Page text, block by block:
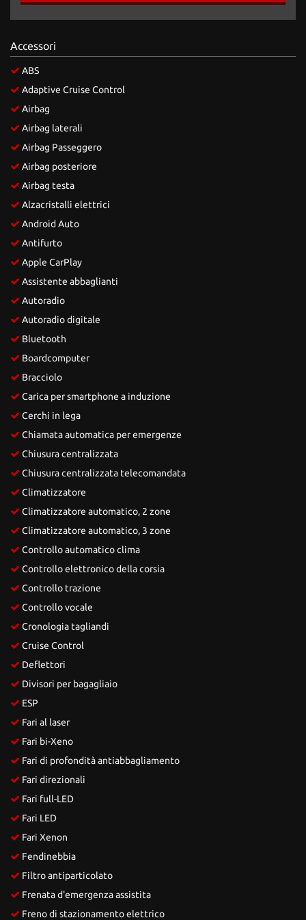
Accessori
ABS
Adaptive Cruise Control
Airbag
Airbag laterali
Airbag Passeggero
Airbag posteriore
Airbag testa
Alzacristalli elettrici
Android Auto
Antifurto
Apple CarPlay
Assistente abbaglianti
Autoradio
Autoradio digitale
Bluetooth
Boardcomputer
Bracciolo
Carica per smartphone a induzione
Cerchi in lega
Chiamata automatica per emergenze
Chiusura centralizzata
Chiusura centralizzata telecomandata
Climatizzatore
Climatizzatore automatico, 2 zone
Climatizzatore automatico, 3 zone
Controllo automatico clima
Controllo elettronico della corsia
Controllo trazione
Controllo vocale
Cronologia tagliandi
Cruise Control
Deflettori
Divisori per bagagliaio
ESP
Fari al laser
Fari bi-Xeno
Fari di profondità antiabbagliamento
Fari direzionali
Fari full-LED
Fari LED
Fari Xenon
Fendinebbia
Filtro antiparticolato
Frenata d'emergenza assistita
Freno di stazionamento elettrico
le